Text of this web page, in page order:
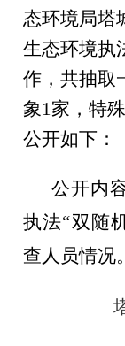
态环境局塔
生态环境执
作，共抽取
象 1 家，特
公开如下：
公开内
执法“双随
查人员情况